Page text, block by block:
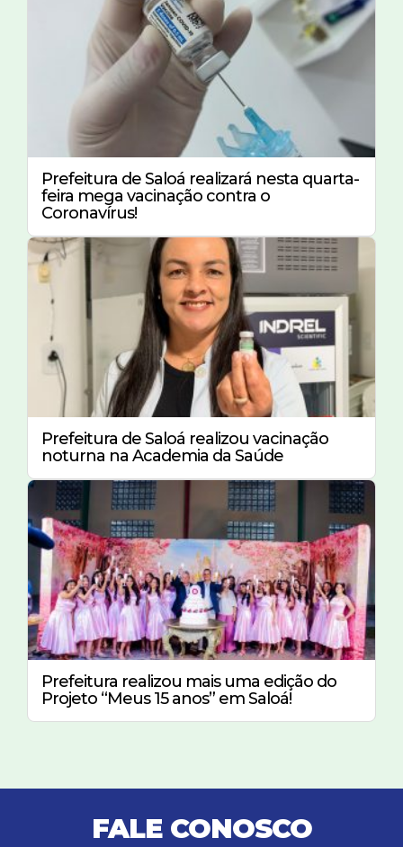
Prefeitura de Saloá realizará nesta quarta-
feira mega vacinação contra o
Coronavírus!
Prefeitura de Saloá realizou vacinação
noturna na Academia da Saúde
Prefeitura realizou mais uma edição do
Projeto “Meus 15 anos” em Saloá!
FALE CONOSCO